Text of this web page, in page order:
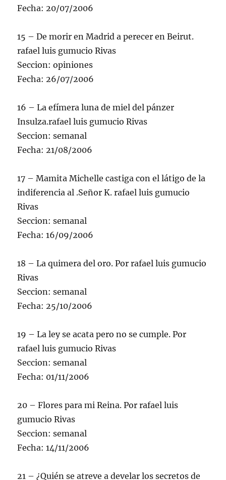
Fecha: 20/07/2006
15 – De morir en Madrid a perecer en Beirut.
rafael luis gumucio Rivas
Seccion: opiniones
Fecha: 26/07/2006
16 – La efímera luna de miel del pánzer
Insulza.rafael luis gumucio Rivas
Seccion: semanal
Fecha: 21/08/2006
17 – Mamita Michelle castiga con el látigo de la
indiferencia al .Señor K. rafael luis gumucio
Rivas
Seccion: semanal
Fecha: 16/09/2006
18 – La quimera del oro. Por rafael luis gumucio
Rivas
Seccion: semanal
Fecha: 25/10/2006
19 – La ley se acata pero no se cumple. Por
rafael luis gumucio Rivas
Seccion: semanal
Fecha: 01/11/2006
20 – Flores para mi Reina. Por rafael luis
gumucio Rivas
Seccion: semanal
Fecha: 14/11/2006
21 – ¿Quién se atreve a develar los secretos de